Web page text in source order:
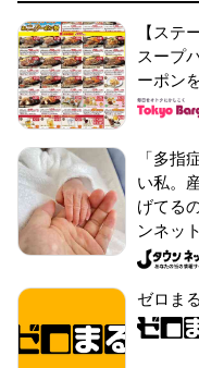
【ステ
スープ
ーポン
「多指
い私。
げてる
ンネット
ゼロまる